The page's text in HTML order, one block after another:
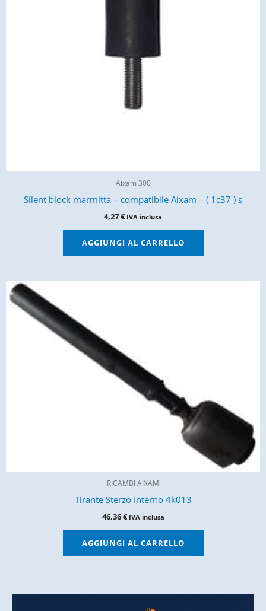
Aixam 300
Silent block marmitta – compatibile Aixam – ( 1c37 ) s
4,27€ IVA inclusa
AGGIUNGI AL CARRELLO
RICAMBI AIXAM
Tirante Sterzo Interno 4k013
46,36€ IVA inclusa
AGGIUNGI AL CARRELLO